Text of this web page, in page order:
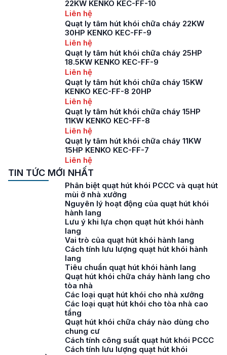
22KW KENKO KEC-FF-10
Liên hệ
Quạt ly tâm hút khói chữa cháy 22KW
30HP KENKO KEC-FF-9
Liên hệ
Quạt ly tâm hút khói chữa cháy 25HP
18.5KW KENKO KEC-FF-9
Liên hệ
Quạt ly tâm hút khói chữa cháy 15KW
KENKO KEC-FF-8 20HP
Liên hệ
Quạt ly tâm hút khói chữa cháy 15HP
11KW KENKO KEC-FF-8
Liên hệ
Quạt ly tâm hút khói chữa cháy 11KW
15HP KENKO KEC-FF-7
Liên hệ
TIN TỨC MỚI NHẤT
Phân biệt quạt hút khói PCCC và quạt hút
mùi ở nhà xưởng
Nguyên lý hoạt động của quạt hút khói
hành lang
Lưu ý khi lựa chọn quạt hút khói hành
lang
Vai trò của quạt hút khói hành lang
Cách tính lưu lượng quạt hút khói hành
lang
Tiêu chuẩn quạt hút khói hành lang
Quạt hút khói chữa cháy hành lang cho
tòa nhà
Các loại quạt hút khói cho nhà xưởng
Các loại quạt hút khói cho tòa nhà cao
tầng
Quạt hút khói chữa cháy nào dùng cho
chung cư
Cách tính công suất quạt hút khói PCCC
Cách tính lưu lượng quạt hút khói